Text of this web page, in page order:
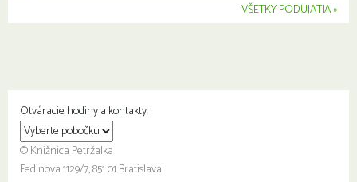
VŠETKY PODUJATIA
Otváracie hodiny a kontakty:
© Knižnica Petržalka
Fedinova 1129/7, 851 01 Bratislava